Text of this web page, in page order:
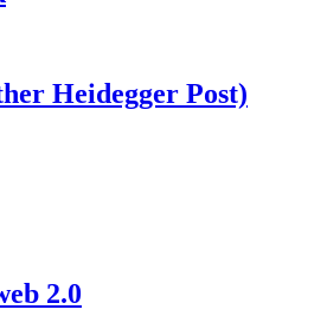
Heidegger Post)
2.0